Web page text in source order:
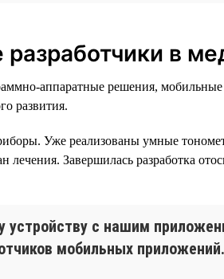
в
аппаратные решения,
развития.
Уже реализованы умные
лечения. Завершилась разработка
устройству с нашим
мобильных